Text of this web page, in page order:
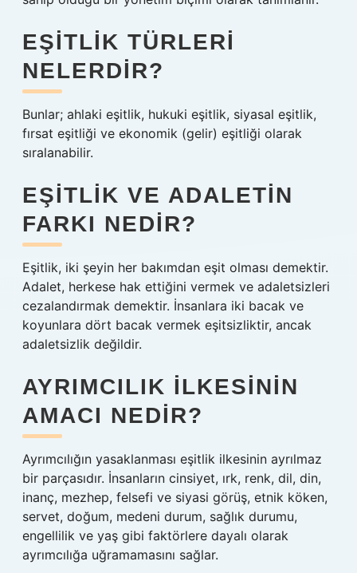
EŞITLIK TÜRLERI
NELERDIR?
Bunlar; ahlaki eşitlik, hukuki eşitlik, siyasal eşitlik,
fırsat eşitliği ve ekonomik (gelir) eşitliği olarak
sıralanabilir.
EŞITLIK VE ADALETIN
FARKI NEDIR?
Eşitlik, iki şeyin her bakımdan eşit olması demektir.
Adalet, herkese hak ettiğini vermek ve adaletsizleri
cezalandırmak demektir. İnsanlara iki bacak ve
koyunlara dört bacak vermek eşitsizliktir, ancak
adaletsizlik değildir.
AYRIMCILIK ILKESININ
AMACI NEDIR?
Ayrımcılığın yasaklanması eşitlik ilkesinin ayrılmaz
bir parçasıdır. İnsanların cinsiyet, ırk, renk, dil, din,
inanç, mezhep, felsefi ve siyasi görüş, etnik köken,
servet, doğum, medeni durum, sağlık durumu,
engellilik ve yaş gibi faktörlere dayalı olarak
ayrımcılığa uğramamasını sağlar.